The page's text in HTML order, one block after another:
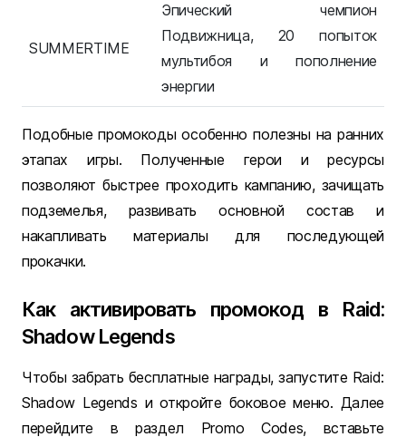
SUMMERTIME
Эпический чемпион
Подвижница, 20 попыток
мультибоя и пополнение
энергии
Подобные промокоды особенно полезны на ранних
этапах игры. Полученные герои и ресурсы
позволяют быстрее проходить кампанию, зачищать
подземелья, развивать основной состав и
накапливать материалы для последующей
прокачки.
Как активировать промокод в Raid:
Shadow Legends
Чтобы забрать бесплатные награды, запустите Raid:
Shadow Legends и откройте боковое меню. Далее
перейдите в раздел Promo Codes, вставьте